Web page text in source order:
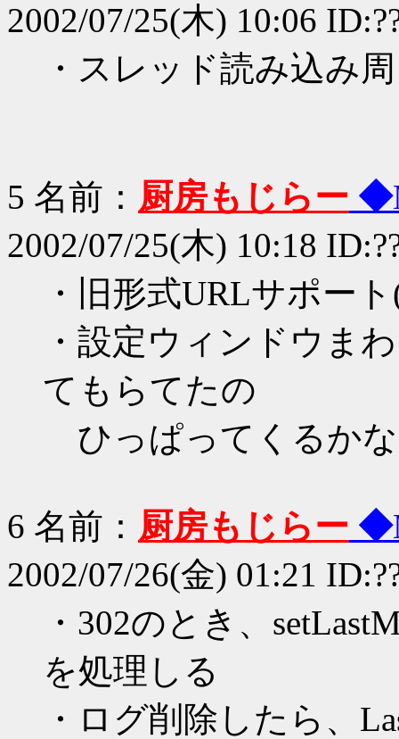
2002/07/25(木) 10:06
・スレッド読み込み
5 名前： 厨房もじらー ◆
2002/07/25(木) 10:18
・旧形式URLサポー
・設定ウィンドウま
てもらてたの
ひっぱってくるか
6 名前： 厨房もじらー ◆
2002/07/26(金) 01:21
・302のとき、
を処理しる
・ログ削除したら、